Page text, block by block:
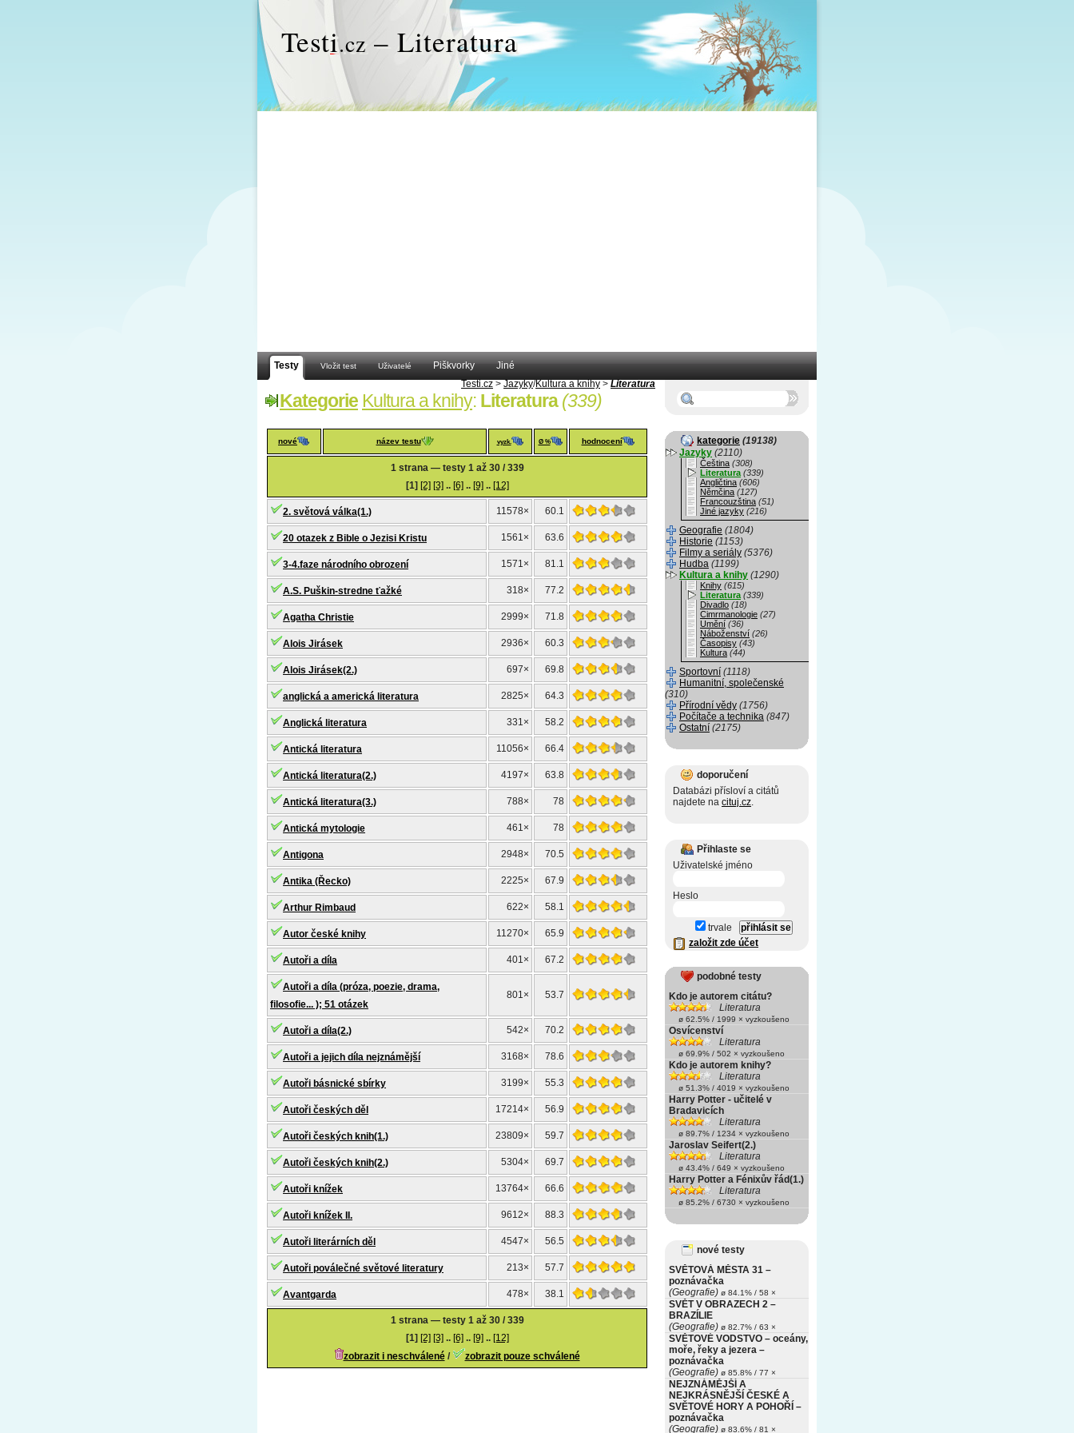
Testi.cz – Literatura
Testy Vložit test Uživatelé Piškvorky
Jiné
Testi.cz > Jazyky/Kultura a knihy > Literatura
Kategorie Kultura a knihy: Literatura (339)
nové název testu vyzk. Ø % hodnocení
1 strana — testy 1 až 30 / 339
[1] [2] [3] .. [6] .. [9] .. [12]
2. světová válka(1.) 11578× 60.1
20 otazek z Bible o Jezisi Kristu 1561× 63.6
3-4.faze národního obrození 1571× 81.1
A.S. Puškin-stredne ťažké 318× 77.2
Agatha Christie 2999× 71.8
Alois Jirásek 2936× 60.3
Alois Jirásek(2.) 697× 69.8
anglická a americká literatura 2825× 64.3
Anglická literatura 331× 58.2
Antická literatura 11056× 66.4
Antická literatura(2.) 4197× 63.8
Antická literatura(3.) 788× 78
Antická mytologie 461× 78
Antigona 2948× 70.5
Antika (Řecko) 2225× 67.9
Arthur Rimbaud 622× 58.1
Autor české knihy 11270× 65.9
Autoři a díla 401× 67.2
Autoři a díla (próza, poezie, drama,
filosofie... ); 51 otázek
801× 53.7
Autoři a díla(2.) 542× 70.2
Autoři a jejich díla nejznámější 3168× 78.6
Autoři básnické sbírky 3199× 55.3
Autoři českých děl 17214× 56.9
Autoři českých knih(1.) 23809× 59.7
Autoři českých knih(2.) 5304× 69.7
Autoři knížek 13764× 66.6
Autoři knížek II. 9612× 88.3
Autoři literárních děl 4547× 56.5
Autoři poválečné světové literatury 213× 57.7
Avantgarda 478× 38.1
1 strana — testy 1 až 30 / 339
[1] [2] [3] .. [6] .. [9] .. [12]
zobrazit i neschválené/ zobrazit pouze schválené
kategorie (19138)
Jazyky (2110)
Čeština (308)
Literatura (339)
Angličtina (606)
Němčina (127)
Francouzština (51)
Jiné jazyky (216)
Geografie (1804)
Historie (1153)
Filmy a seriály (5376)
Hudba (1199)
Kultura a knihy (1290)
Knihy (615)
Literatura (339)
Divadlo (18)
Cimrmanologie (27)
Umění (36)
Náboženství (26)
Časopisy (43)
Kultura (44)
Sportovní (1118)
Humanitní, společenské
(310)
Přírodní vědy (1756)
Počítače a technika (847)
Ostatní (2175)
doporučení
Databázi přísloví a citátů
najdete na cituj.cz.
Přihlaste se
Uživatelské jméno
Heslo
trvale
založit zde účet
podobné testy
Kdo je autorem citátu?
Literatura
ø 62.5% / 1999 × vyzkoušeno
Osvícenství
Literatura
ø 69.9% / 502 × vyzkoušeno
Kdo je autorem knihy?
Literatura
ø 51.3% / 4019 × vyzkoušeno
Harry Potter - učitelé v
Bradavicích
Literatura
ø 89.7% / 1234 × vyzkoušeno
Jaroslav Seifert(2.)
Literatura
ø 43.4% / 649 × vyzkoušeno
Harry Potter a Fénixův řád(1.)
Literatura
ø 85.2% / 6730 × vyzkoušeno
nové testy
SVĚTOVÁ MĚSTA 31 –
poznávačka
(Geografie) ø 84.1% / 58 ×
SVĚT V OBRAZECH 2 –
BRAZÍLIE
(Geografie) ø 82.7% / 63 ×
SVĚTOVÉ VODSTVO – oceány,
moře, řeky a jezera –
poznávačka
(Geografie) ø 85.8% / 77 ×
NEJZNÁMĚJŠÍ A
NEJKRÁSNĚJŠÍ ČESKÉ A
SVĚTOVÉ HORY A POHOŘÍ –
poznávačka
(Geografie) ø 83.6% / 81 ×